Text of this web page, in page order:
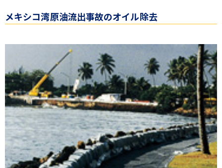
メキシコ湾原油流出事故のオイル除去